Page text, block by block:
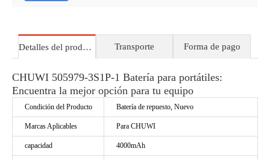
Detalles del producto Transporte Forma de pago
CHUWI 505979-3S1P-1 Batería para portátiles:
Encuentra la mejor opción para tu equipo
Condición del Producto Batería de repuesto, Nuevo
Marcas Aplicables Para CHUWI
capacidad 4000mAh